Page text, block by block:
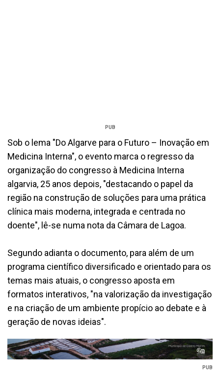
PUB
Sob o lema "Do Algarve para o Futuro – Inovação em
Medicina Interna", o evento marca o regresso da
organização do congresso à Medicina Interna
algarvia, 25 anos depois, "destacando o papel da
região na construção de soluções para uma prática
clínica mais moderna, integrada e centrada no
doente", lê-se numa nota da Câmara de Lagoa.
Segundo adianta o documento, para além de um
programa científico diversificado e orientado para os
temas mais atuais, o congresso aposta em
formatos interativos, "na valorização da investigação
e na criação de um ambiente propício ao debate e à
geração de novas ideias".
PUB